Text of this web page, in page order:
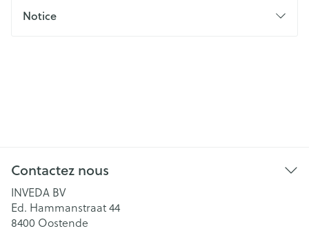
Notice
Contactez nous
INVEDA BV
Ed. Hammanstraat 44
8400 Oostende